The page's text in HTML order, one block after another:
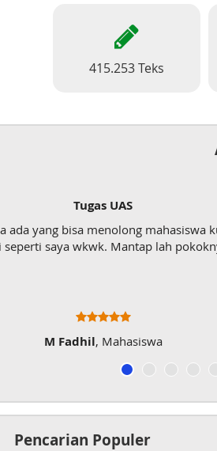
415.253 Teks
Tugas UAS
ada yang bisa menolong mahasiswa
seperti saya wkwk. Mantap lah
M Fadhil, Mahasiswa
Pencarian Populer